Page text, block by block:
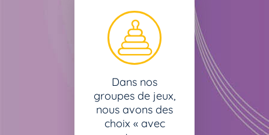
Dans nos
groupes de jeux,
nous avons des
choix « avec